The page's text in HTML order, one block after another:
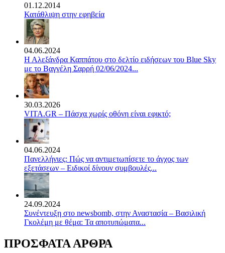
01.12.2014
Κατάθλιψη στην εφηβεία
04.06.2024
Η Αλεξάνδρα Καππάτου στο δελτίο ειδήσεων του Blue Sky
με το Βαγγέλη Σαρρή 02/06/2024...
30.03.2026
VITA.GR – Πάσχα χωρίς οθόνη είναι εφικτό;
04.06.2024
Πανελλήνιες: Πώς να αντιμετωπίσετε το άγχος των
εξετάσεων – Ειδικοί δίνουν συμβουλές...
24.09.2024
Συνέντευξη στο newsbomb, στην Αναστασία – Βασιλική
Γκολέμη με θέμα: Τα αποτυπώματα...
ΠΡΟΣΦΑΤΑ ΑΡΘΡΑ